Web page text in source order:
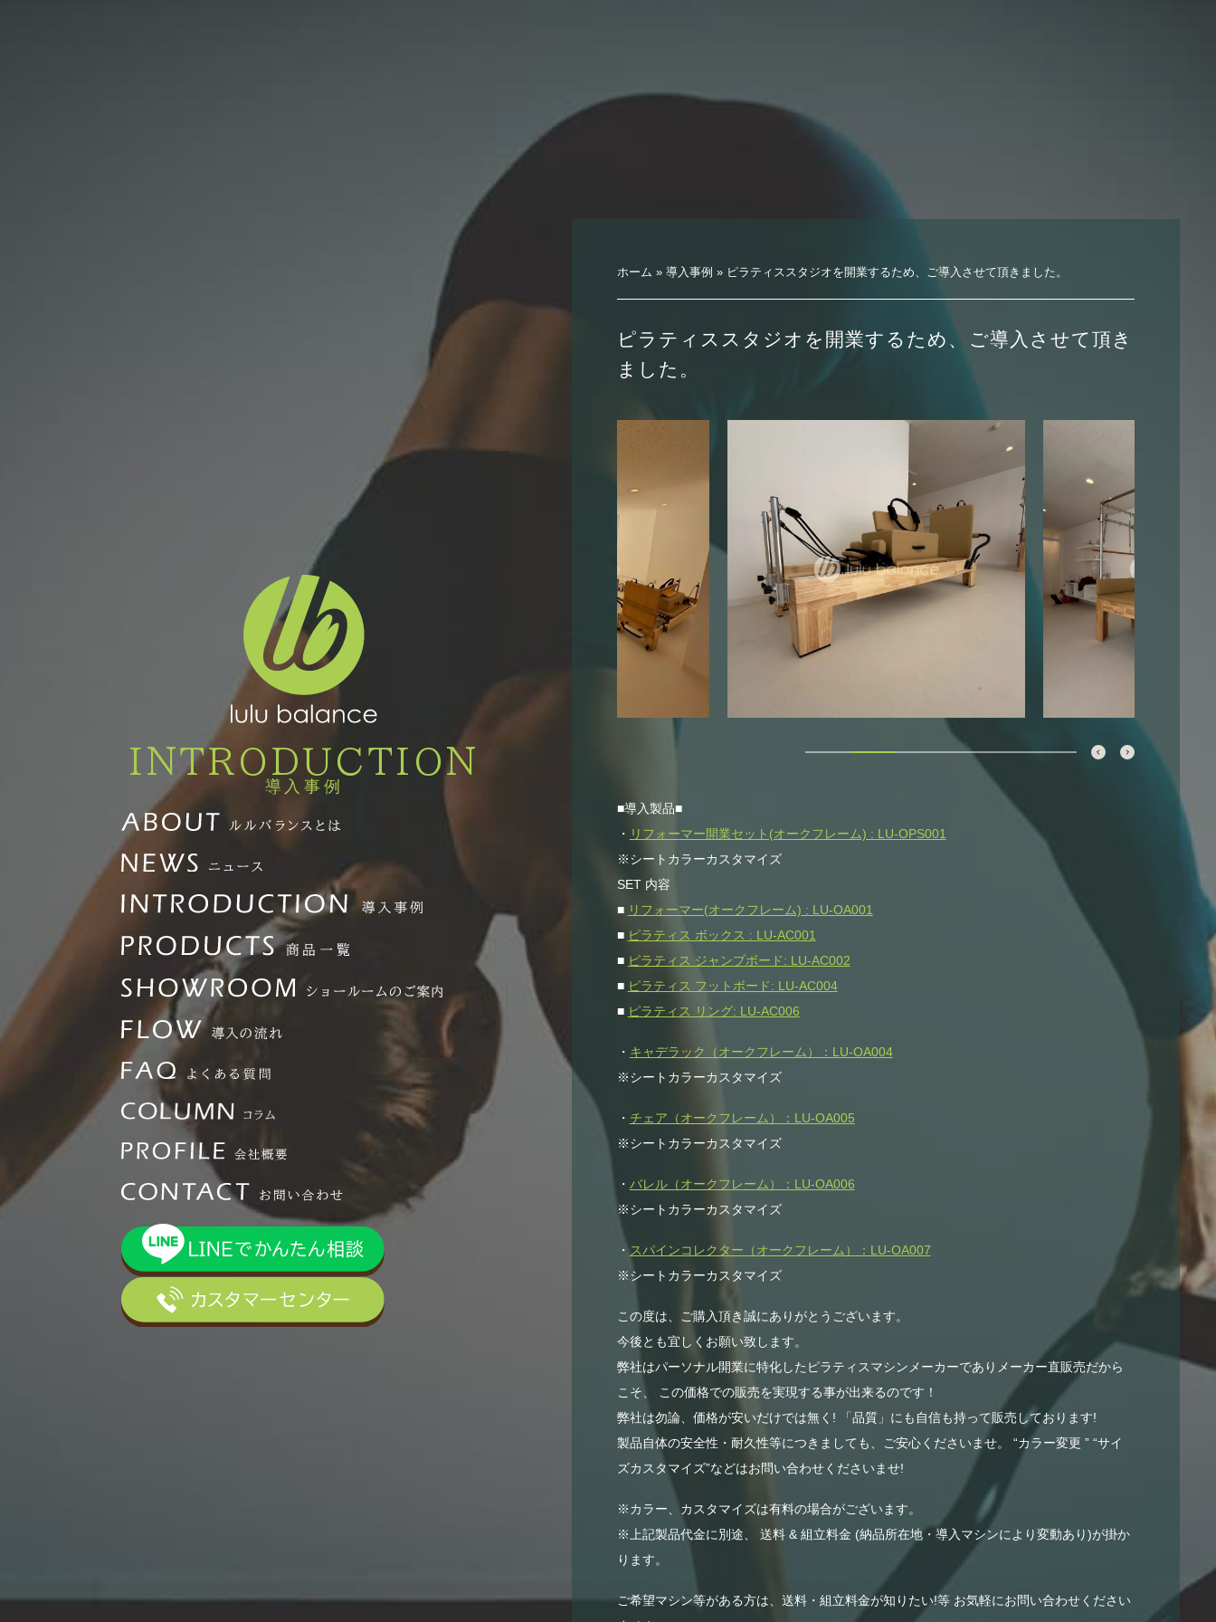
INTRODUCTION
導入事例
ホーム » 導入事例 » ピラティススタジオを開業するため、ご導入させて頂きました。
ピラティススタジオを開業するため、ご導入させて頂き
ました。
■導入製品■
・ リフォーマー開業セット(オークフレーム) : LU-OPS001
※シートカラーカスタマイズ
SET 内容
■ リフォーマー(オークフレーム) : LU-OA001
■ ピラティス ボックス : LU-AC001
■ ピラティス ジャンプボード: LU-AC002
■ ピラティス フットボード: LU-AC004
■ ピラティス リング: LU-AC006
・ キャデラック（オークフレーム）：LU-OA004
※シートカラーカスタマイズ
・ チェア（オークフレーム）：LU-OA005
※シートカラーカスタマイズ
・ バレル（オークフレーム）：LU-OA006
※シートカラーカスタマイズ
・ スパインコレクター（オークフレーム）：LU-OA007
※シートカラーカスタマイズ
この度は、ご購入頂き誠にありがとうございます。
今後とも宜しくお願い致します。
弊社はパーソナル開業に特化したピラティスマシンメーカーでありメーカー直販売だから
こそ、 この価格での販売を実現する事が出来るのです！
弊社は勿論、価格が安いだけでは無く! 「品質」にも自信も持って販売しております!
製品自体の安全性・耐久性等につきましても、ご安心くださいませ。 “カラー変更 ” “サイ
ズカスタマイズ”などはお問い合わせくださいませ!
※カラー、カスタマイズは有料の場合がございます。
※上記製品代金に別途、 送料 & 組立料金 (納品所在地・導入マシンにより変動あり)が掛か
ります。
ご希望マシン等がある方は、送料・組立料金が知りたい!等 お気軽にお問い合わせください